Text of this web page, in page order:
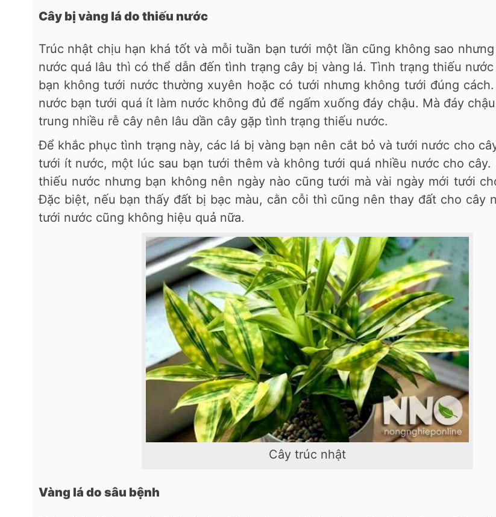
Cây bị vàng lá do thiếu nước
Trúc nhật chịu hạn khá tốt và mỗi tuần bạn tưới một lần cũng không sao
nước quá lâu thì có thể dẫn đến tình trạng cây bị vàng lá. Tình trạng thiếu
bạn không tưới nước thường xuyên hoặc có tưới nhưng không tưới đúng
nước bạn tưới quá ít làm nước không đủ để ngấm xuống đáy chậu. Mà đáy
trung nhiều rễ cây nên lâu dần cây gặp tình trạng thiếu nước.
Để khắc phục tình trạng này, các lá bị vàng bạn nên cắt bỏ và tưới nước cho
tưới ít nước, một lúc sau bạn tưới thêm và không tưới quá nhiều nước cho cây.
thiếu nước nhưng bạn không nên ngày nào cũng tưới mà vài ngày mới tưới
Đặc biệt, nếu bạn thấy đất bị bạc màu, cằn cỗi thì cũng nên thay đất cho cây
tưới nước cũng không hiệu quả nữa.
Cây trúc nhật
Vàng lá do sâu bệnh